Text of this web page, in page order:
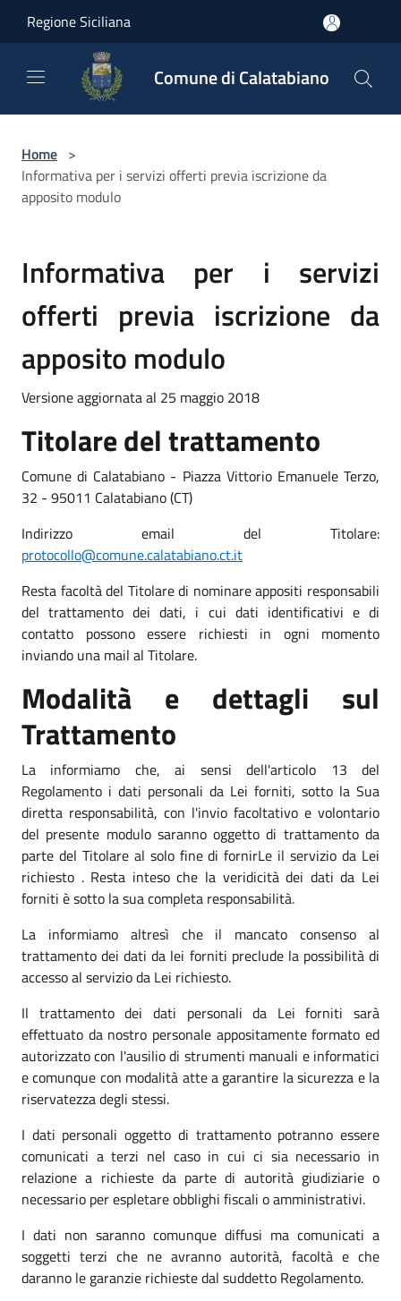
Regione Siciliana
Comune di Calatabiano
Home >
Informativa per i servizi offerti previa iscrizione da
apposito modulo
Informativa per i servizi
offerti previa iscrizione da
apposito modulo
Versione aggiornata al 25 maggio 2018
Titolare del trattamento
Comune di Calatabiano - Piazza Vittorio Emanuele Terzo,
32 - 95011 Calatabiano (CT)
Indirizzo email del Titolare:
protocollo@comune.calatabiano.ct.it
Resta facoltà del Titolare di nominare appositi responsabili
del trattamento dei dati, i cui dati identificativi e di
contatto possono essere richiesti in ogni momento
inviando una mail al Titolare.
Modalità e dettagli sul
Trattamento
La informiamo che, ai sensi dell'articolo 13 del
Regolamento i dati personali da Lei forniti, sotto la Sua
diretta responsabilità, con l'invio facoltativo e volontario
del presente modulo saranno oggetto di trattamento da
parte del Titolare al solo fine di fornirLe il servizio da Lei
richiesto . Resta inteso che la veridicità dei dati da Lei
forniti è sotto la sua completa responsabilità.
La informiamo altresì che il mancato consenso al
trattamento dei dati da lei forniti preclude la possibilità di
accesso al servizio da Lei richiesto.
Il trattamento dei dati personali da Lei forniti sarà
effettuato da nostro personale appositamente formato ed
autorizzato con l'ausilio di strumenti manuali e informatici
e comunque con modalità atte a garantire la sicurezza e la
riservatezza degli stessi.
I dati personali oggetto di trattamento potranno essere
comunicati a terzi nel caso in cui ci sia necessario in
relazione a richieste da parte di autorità giudiziarie o
necessario per espletare obblighi fiscali o amministrativi.
I dati non saranno comunque diffusi ma comunicati a
soggetti terzi che ne avranno autorità, facoltà e che
daranno le garanzie richieste dal suddetto Regolamento.